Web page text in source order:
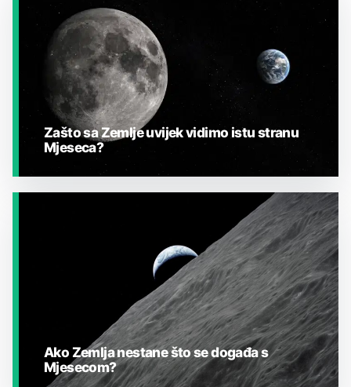
Zašto sa Zemlje uvijek vidimo istu stranu
Mjeseca?
Ako Zemlja nestane što se događa s
Mjesecom?